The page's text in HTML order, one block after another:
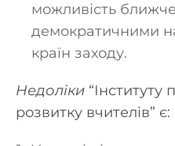
можливість
демократичними
країн заходу.
Недоліки “Інституту
розвитку вчителів” є: